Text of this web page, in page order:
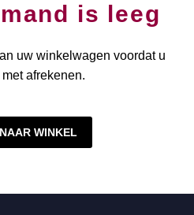
is leeg
uw winkelwagen voordat u
afrekenen.
WINKEL